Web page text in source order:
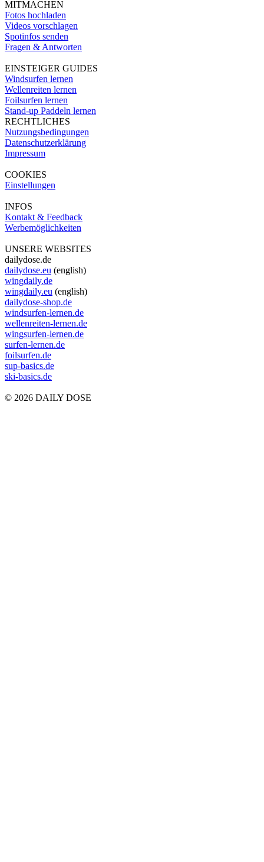
MITMACHEN
Fotos hochladen
Videos vorschlagen
Spotinfos senden
Fragen & Antworten
EINSTEIGER GUIDES
Windsurfen lernen
Wellenreiten lernen
Foilsurfen lernen
Stand-up Paddeln lernen
RECHTLICHES
Nutzungsbedingungen
Datenschutzerklärung
Impressum
COOKIES
Einstellungen
INFOS
Kontakt & Feedback
Werbemöglichkeiten
UNSERE WEBSITES
dailydose.de
dailydose.eu (english)
wingdaily.de
wingdaily.eu (english)
dailydose-shop.de
windsurfen-lernen.de
wellenreiten-lernen.de
wingsurfen-lernen.de
surfen-lernen.de
foilsurfen.de
sup-basics.de
ski-basics.de
© 2026 DAILY DOSE